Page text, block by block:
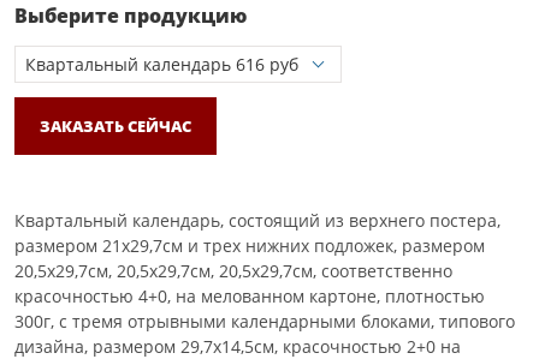
Выберите продукцию
ЗАКАЗАТЬ СЕЙЧАС
Квартальный календарь, состоящий из верхнего постера,
размером 21х29,7см и трех нижних подложек, размером
20,5х29,7см, 20,5х29,7см, 20,5х29,7см, соответственно
красочностью 4+0, на мелованном картоне, плотностью
300г, с тремя отрывными календарными блоками, типового
дизайна, размером 29,7х14,5см, красочностью 2+0 на